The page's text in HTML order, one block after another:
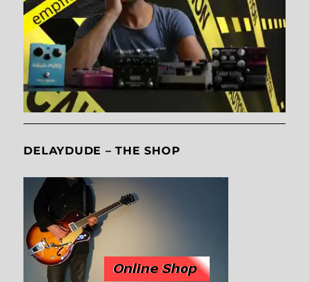
DELAYDUDE – THE SHOP